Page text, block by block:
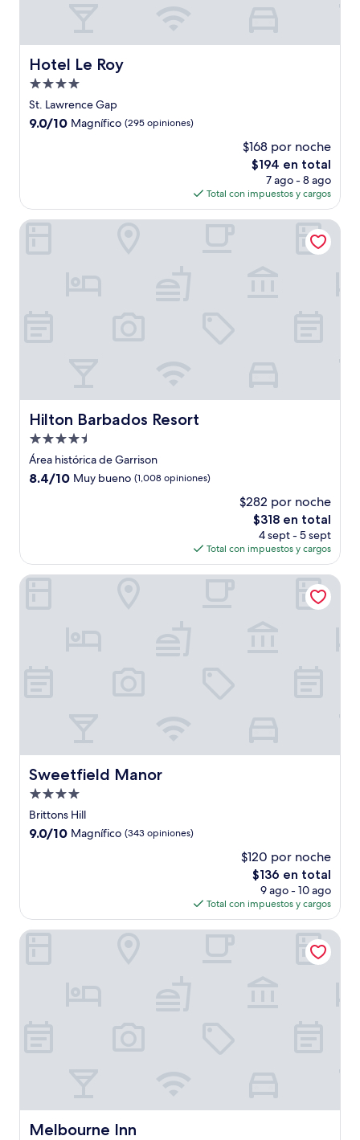
Hotel Le Roy
Hotel Le Roy
Propiedad
de
4.0
St. Lawrence Gap
9.0
9.0/10 Magnífico (295 opiniones)
$168 por noche
El
precio
actual
es
de
$194 en total
7 ago - 8 ago
Total con impuestos y cargos
Hilton Barbados Resort
Hilton Barbados Resort
Propiedad
de
4.5
Área histórica de Garrison
8.4
opiniones)
8.4/10 Muy bueno (1,008 opiniones)
$282 por noche
El
precio
actual
es
de
$318 en total
4 sept - 5 sept
Total con impuestos y cargos
Hilton Barbados Resort
Sweetfield Manor
Sweetfield Manor
Propiedad
de
4.0
Brittons Hill
9.0
9.0/10 Magnífico (343 opiniones)
$120 por noche
El
precio
actual
es
de
$136 en total
9 ago - 10 ago
Total con impuestos y cargos
Sweetfield Manor
Melbourne Inn
Melbourne Inn
Melbourne Inn